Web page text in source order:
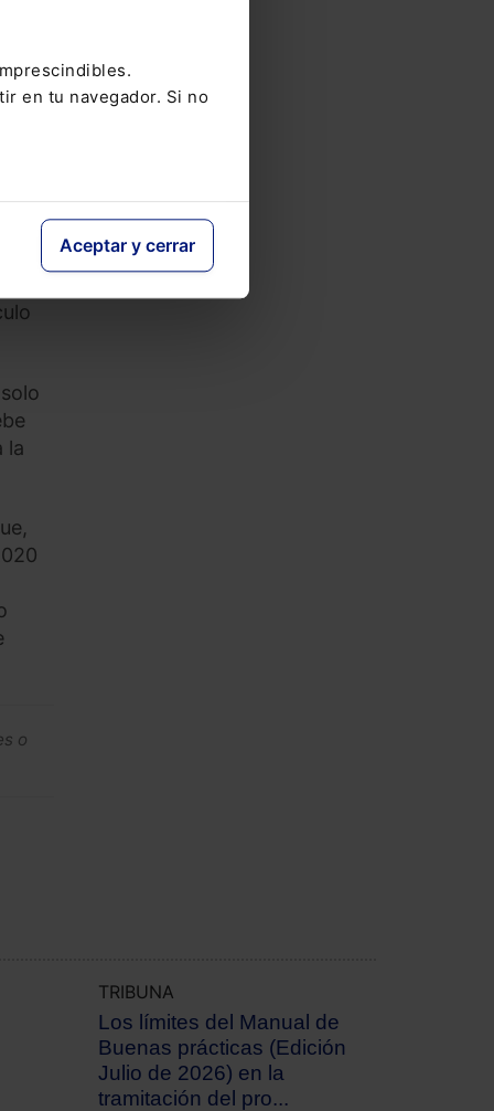
en tu navegador. Si no
Aceptar y cerrar
no
la
o
TRIBUNA
Los límites del Manual de
Buenas prácticas (Edición
Julio de 2026) en la
tramitación del pro...